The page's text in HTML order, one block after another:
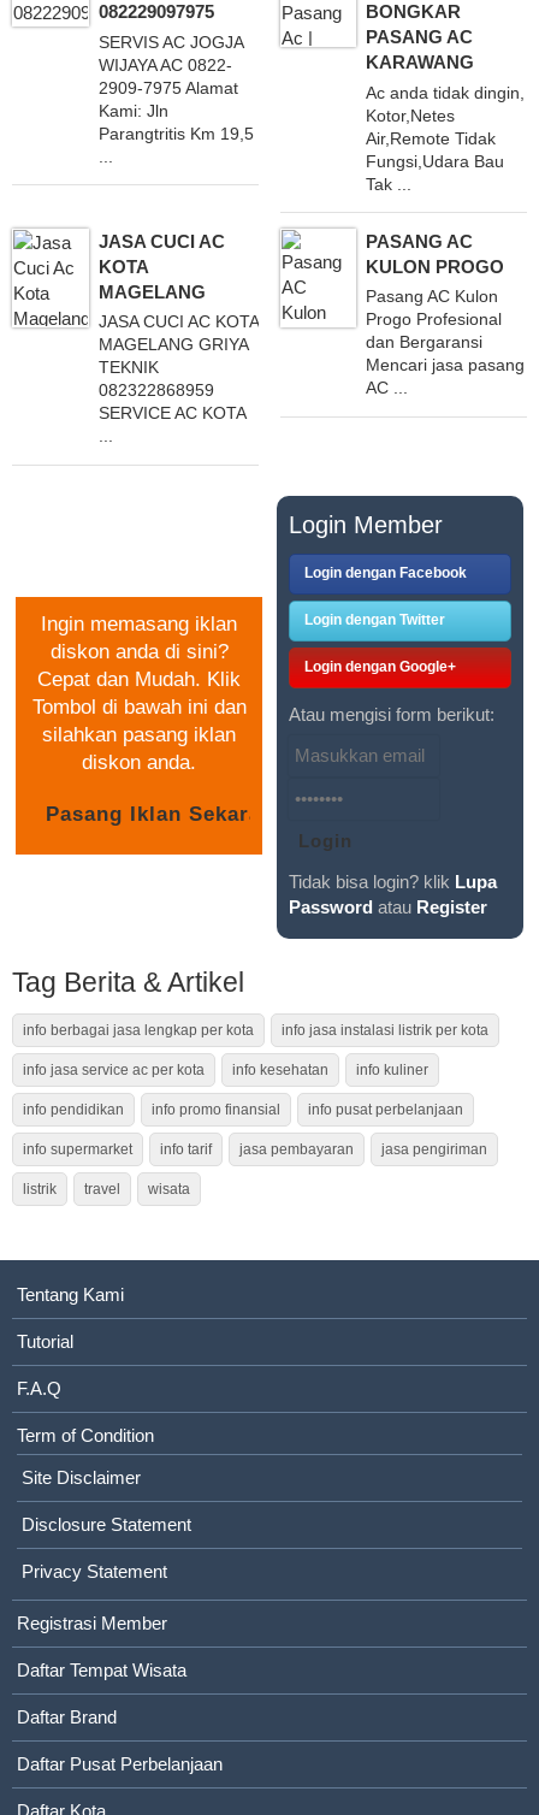
082229097975
SERVIS AC JOGJA
WIJAYA AC 0822-
2909-7975 Alamat
Kami: Jln
Parangtritis Km 19,5
BONGKAR
PASANG AC
KARAWANG
Ac anda tidak dingin,
Kotor,Netes
Air,Remote Tidak
Fungsi,Udara Bau
Tak ...
JASA CUCI AC
KOTA
MAGELANG
JASA CUCI AC KOTA
MAGELANG GRIYA
TEKNIK
082322868959
SERVICE AC KOTA
...
PASANG AC
KULON PROGO
Pasang AC Kulon
Progo Profesional
dan Bergaransi
Mencari jasa pasang
AC ...
Ingin memasang iklan
diskon anda di sini?
Cepat dan Mudah. Klik
Tombol di bawah ini dan
silahkan pasang iklan
diskon anda.
Login Member
Login dengan Facebook
Login dengan Twitter
Login dengan Google+
Atau mengisi form berikut:
Tidak bisa login? klik Lupa
Password atau Register
Tag Berita & Artikel
info berbagai jasa lengkap per kota info jasa instalasi listrik per kota
info jasa service ac per kota info kesehatan info kuliner
info pendidikan info promo finansial info pusat perbelanjaan
info supermarket info tarif jasa pembayaran jasa pengiriman
listrik travel wisata
Tentang Kami
Tutorial
F.A.Q
Term of Condition
Site Disclaimer
Disclosure Statement
Privacy Statement
Registrasi Member
Daftar Tempat Wisata
Daftar Brand
Daftar Pusat Perbelanjaan
Daftar Kota